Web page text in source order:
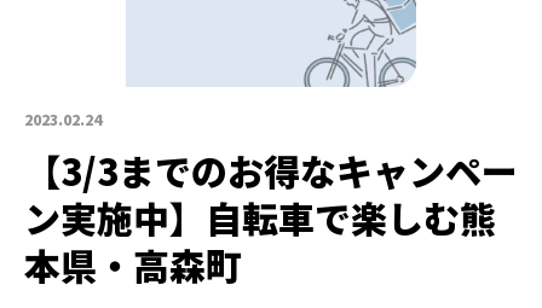
2023.02.24
【3/3までのお得なキャンペー
ン実施中】自転車で楽しむ熊
本県・高森町